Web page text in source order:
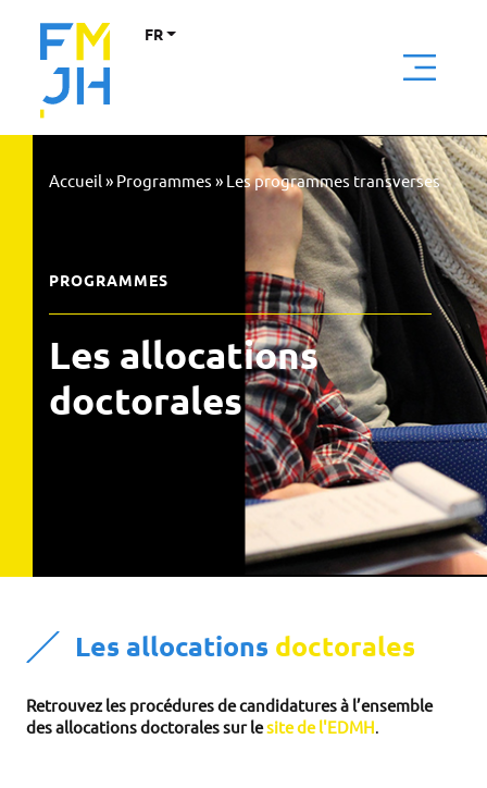
FR
Accueil » Programmes » Les programmes transverses
PROGRAMMES
Les allocations
doctorales
Les allocations doctorales
Retrouvez les procédures de candidatures à l’ensemble
des allocations doctorales sur le site de l'EDMH.